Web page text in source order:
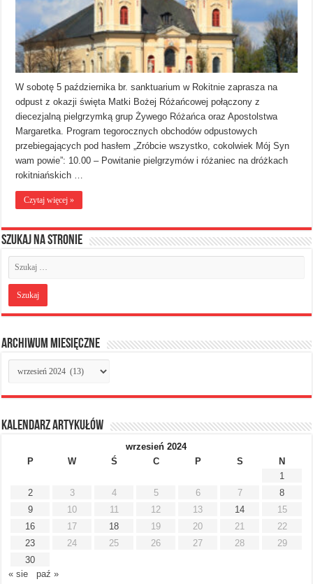
W sobotę 5 października br. sanktuarium w Rokitnie zaprasza na
odpust z okazji święta Matki Bożej Różańcowej połączony z
diecezjalną pielgrzymką grup Żywego Różańca oraz Apostolstwa
Margaretka. Program tegorocznych obchodów odpustowych
przebiegających pod hasłem „Zróbcie wszystko, cokolwiek Mój Syn
wam powie”: 10.00 – Powitanie pielgrzymów i różaniec na dróżkach
rokitniańskich …
Czytaj więcej »
Szukaj na stronie
Archiwum miesięczne
Archiwum
miesięczne
Kalendarz artykułów
wrzesień 2024
P
W Ś C P S
N
1
2
3 4 5 6 7
8
9
10 11 12 13 14
15
16
17 18 19 20 21
22
23
24 25 26 27 28
29
30
« sie
paź »